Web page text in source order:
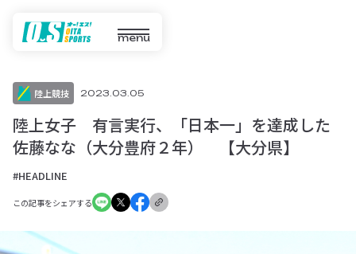
menu
陸上競技 2023.03.05
陸上女子 有言実行、「日本一」を達成した
佐藤なな（大分豊府２年） 【大分県】
#HEADLINE
この記事をシェアする